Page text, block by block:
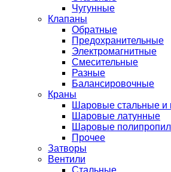
Чугунные
Клапаны
Обратные
Предохранительные
Электромагнитные
Смесительные
Разные
Балансировочные
Краны
Шаровые стальные
Шаровые латунные
Шаровые
Прочее
Затворы
Вентили